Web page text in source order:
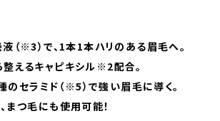
（※3）で、1本1本ハリのある眉毛へ。
えるキャピキシル※2配合。
セラミド（※5）で強い眉毛に導く。
まつ毛にも使用可能！